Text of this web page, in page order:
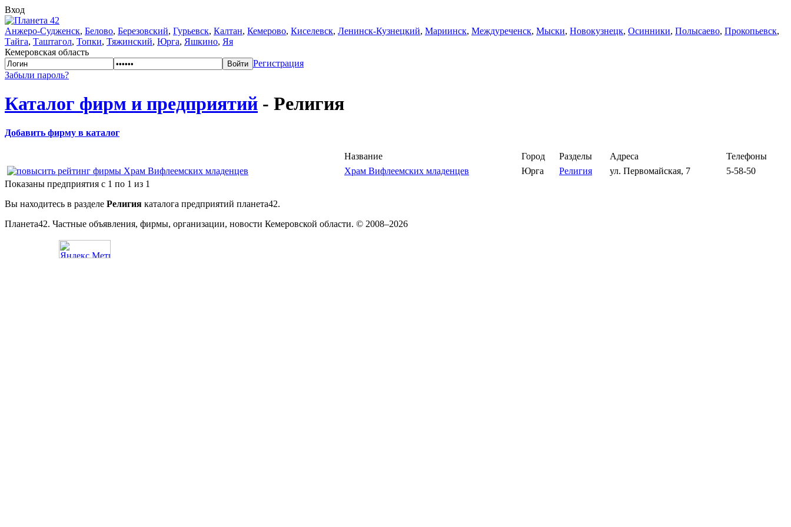
Вход
Анжеро-Судженск, Белово, Березовский, Гурьевск, Калтан, Кемерово, Киселевск, Ленинск-Кузнецкий, Мариинск, Междуреченск, Мыски, Новокузнецк, Осинники, Полысаево, Прокопьевск,
Тайга, Таштагол, Топки, Тяжинский, Юрга, Яшкино, Яя
Кемеровская область
Регистрация
Забыли пароль?
Каталог фирм и предприятий - Религия
Добавить фирму в каталог
Название Город Разделы Адреса
Телефоны
Храм Вифлеемских младенцев
Юрга Религия ул. Первомайская, 7
5-58-50
Показаны предприятия с 1 по 1 из 1
Вы находитесь в разделе Религия каталога предприятий планета42.
Планета42. Частные объявления, фирмы, организации, новости Кемеровской области. © 2008–2026